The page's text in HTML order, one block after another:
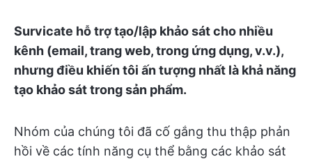
Survicate hỗ trợ tạo/lập khảo sát cho nhiều
kênh (email, trang web, trong ứng dụng, v.v.),
nhưng điều khiến tôi ấn tượng nhất là khả năng
tạo khảo sát trong sản phẩm.
Nhóm của chúng tôi đã cố gắng thu thập phản
hồi về các tính năng cụ thể bằng các khảo sát